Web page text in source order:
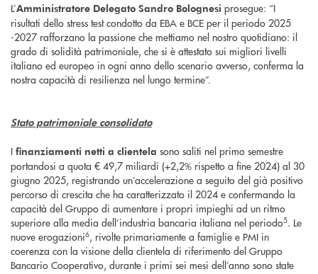
L’Amministratore Delegato Sandro Bolognesi prosegue: “I
risultati dello stress test condotto da EBA e BCE per il periodo 2025
-2027 rafforzano la passione che mettiamo nel nostro quotidiano: il
grado di solidità patrimoniale, che si è attestato sui migliori livelli
italiano ed europeo in ogni anno dello scenario avverso, conferma la
nostra capacità di resilienza nel lungo termine”.
Stato patrimoniale consolidato
I finanziamenti netti a clientela sono saliti nel primo semestre
portandosi a quota € 49,7 miliardi (+2,2% rispetto a fine 2024) al 30
giugno 2025, registrando un’accelerazione a seguito del già positivo
percorso di crescita che ha caratterizzato il 2024 e confermando la
capacità del Gruppo di aumentare i propri impieghi ad un ritmo
superiore alla media dell’industria bancaria italiana nel periodo5. Le
nuove erogazioni6, rivolte primariamente a famiglie e PMI in
coerenza con la visione della clientela di riferimento del Gruppo
Bancario Cooperativo, durante i primi sei mesi dell’anno sono state